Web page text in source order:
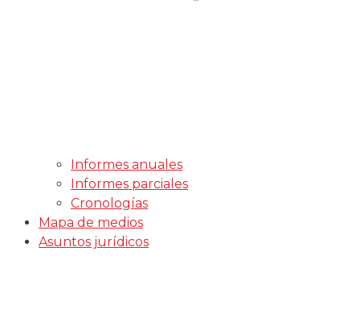
Informes anuales
Informes parciales
Cronologías
Mapa de medios
Asuntos jurídicos